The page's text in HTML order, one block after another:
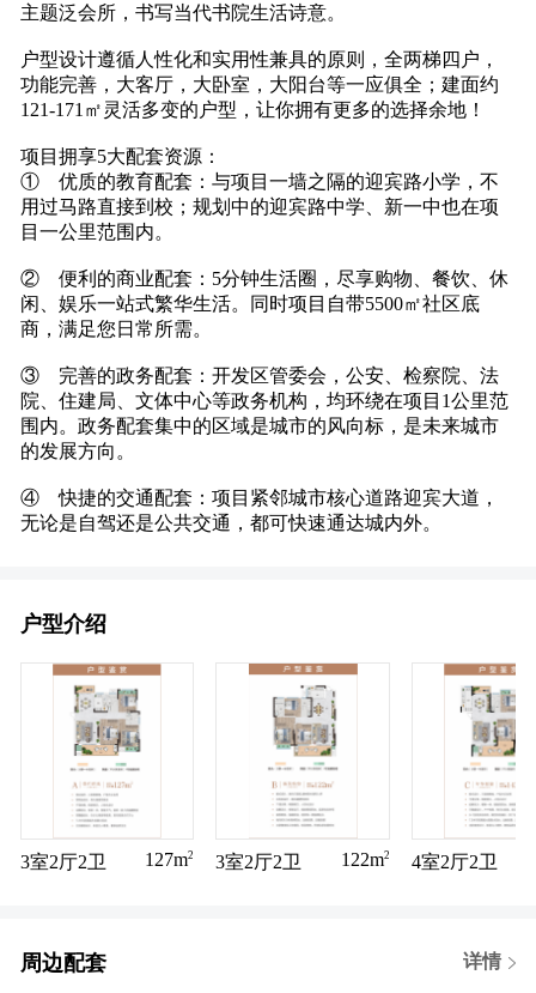
主题泛会所，书写当代书院生活诗意。
户型设计遵循人性化和实用性兼具的原则，全两梯四户，
功能完善，大客厅，大卧室，大阳台等一应俱全；建面约
121-171㎡灵活多变的户型，让你拥有更多的选择余地！
项目拥享5大配套资源：
① 优质的教育配套：与项目一墙之隔的迎宾路小学，不
用过马路直接到校；规划中的迎宾路中学、新一中也在项
目一公里范围内。
② 便利的商业配套：5分钟生活圈，尽享购物、餐饮、休
闲、娱乐一站式繁华生活。同时项目自带5500㎡社区底
商，满足您日常所需。
③ 完善的政务配套：开发区管委会，公安、检察院、法
院、住建局、文体中心等政务机构，均环绕在项目1公里范
围内。政务配套集中的区域是城市的风向标，是未来城市
的发展方向。
④ 快捷的交通配套：项目紧邻城市核心道路迎宾大道，
无论是自驾还是公共交通，都可快速通达城内外。
户型介绍
3室2厅2卫 127m2 3室2厅2卫 122m2 4室2厅2卫
周边配套 详情